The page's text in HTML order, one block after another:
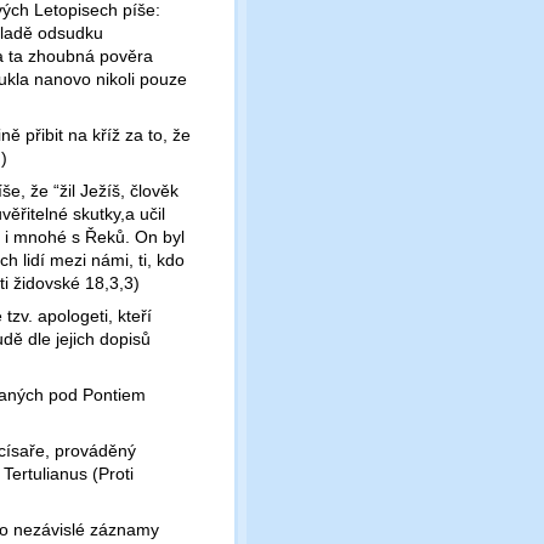
Letopisech píše:
odsudku
ta zhoubná pověra
nanovo nikoli pouze
přibit na kříž za to, že
že “žil Ježíš, člověk
skutky,a učil
mnohé s Řeků. On byl
lidí mezi námi, ti, kdo
židovské 18,3,3)
apologeti, kteří
dle jejich dopisů
pod Pontiem
prováděný
(Proti
nezávislé záznamy